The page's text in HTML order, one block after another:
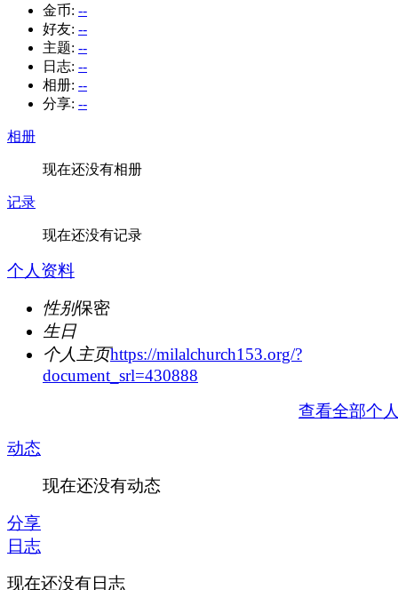
金币: --
好友: --
主题: --
日志: --
相册: --
分享: --
相册
现在还没有相册
记录
现在还没有记录
个人资料
性别保密
生日
个人主页https://milalchurch153.org/?
document_srl=430888
查看全部个
动态
现在还没有动态
分享
日志
现在还没有日志